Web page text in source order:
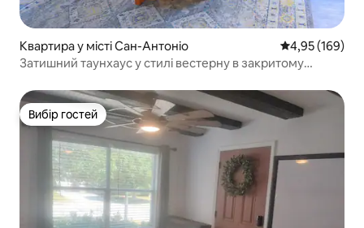
Квартира у місті Сан-Антоніо Середня
4,95 (169)
Затишний таунхаус у стилі вестерну в закритому
Вибір гостей
Вибір гостей